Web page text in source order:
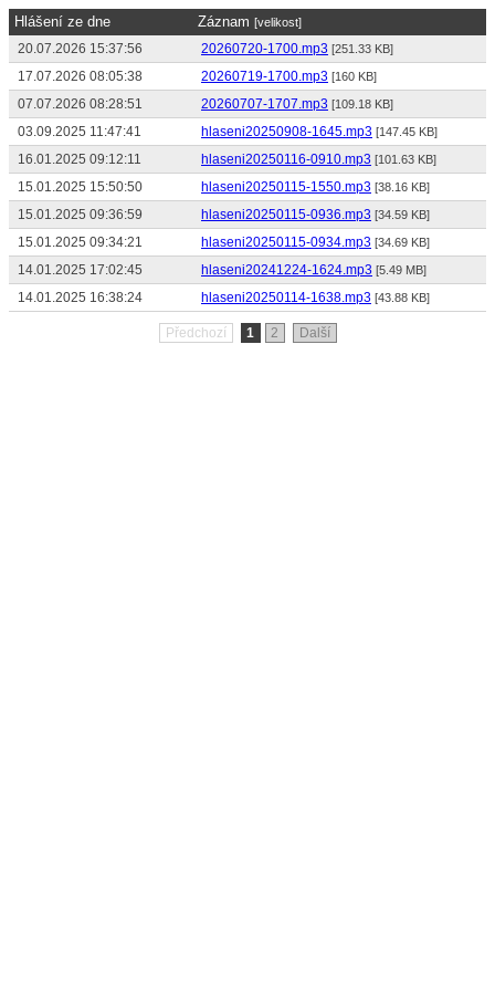
Hlášení ze dne Záznam [velikost]
20.07.2026 15:37:56 20260720-1700.mp3 [251.33 KB]
17.07.2026 08:05:38 20260719-1700.mp3 [160 KB]
07.07.2026 08:28:51 20260707-1707.mp3 [109.18 KB]
03.09.2025 11:47:41 hlaseni20250908-1645.mp3 [147.45 KB]
16.01.2025 09:12:11 hlaseni20250116-0910.mp3 [101.63 KB]
15.01.2025 15:50:50 hlaseni20250115-1550.mp3 [38.16 KB]
15.01.2025 09:36:59 hlaseni20250115-0936.mp3 [34.59 KB]
15.01.2025 09:34:21 hlaseni20250115-0934.mp3 [34.69 KB]
14.01.2025 17:02:45 hlaseni20241224-1624.mp3 [5.49 MB]
14.01.2025 16:38:24 hlaseni20250114-1638.mp3 [43.88 KB]
Předchozí 1 2 Další